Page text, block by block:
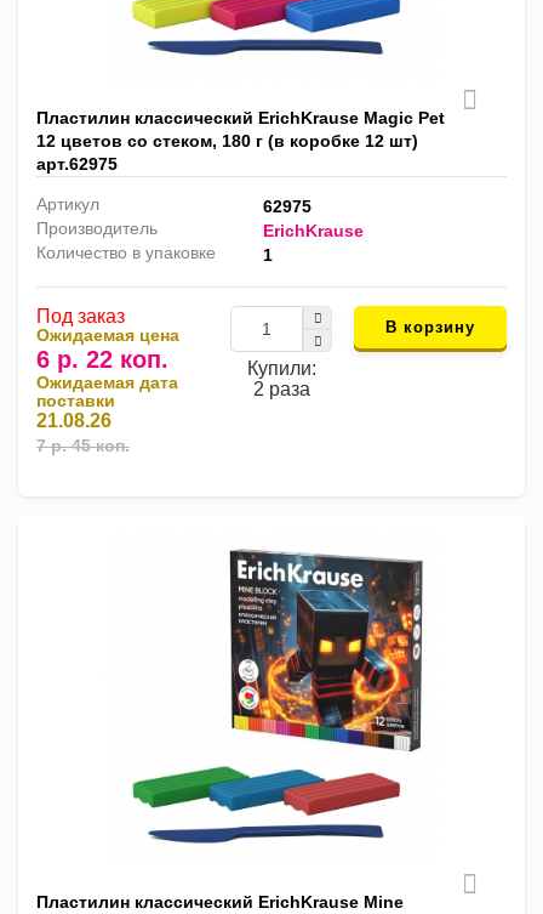
Пластилин классический ErichKrause Magic Pet
12 цветов со стеком, 180 г (в коробке 12 шт)
арт.62975
Артикул
62975
Производитель
ErichKrause
Количество в упаковке
1
Под заказ
Ожидаемая цена
6 р. 22 коп.
Ожидаемая дата
поставки
21.08.26
7 р. 45 коп.
Купили:
2 раза
В корзину
Пластилин классический ErichKrause Mine